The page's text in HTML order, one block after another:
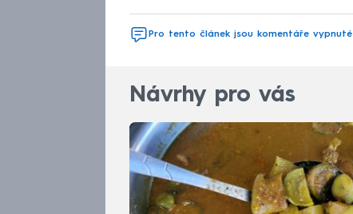
Pro tento článek jsou komentáře vypnuté
Návrhy pro vás